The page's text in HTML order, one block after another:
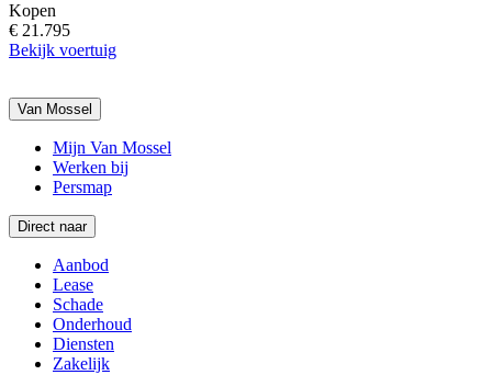
Kopen
€ 21.795
Bekijk voertuig
Van Mossel
Mijn Van Mossel
Werken bij
Persmap
Direct naar
Aanbod
Lease
Schade
Onderhoud
Diensten
Zakelijk